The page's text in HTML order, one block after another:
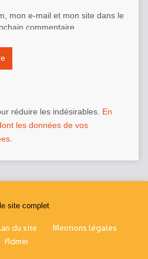
mon e-mail et mon site dans le
commentaire.
réduire les indésirables. En
les données de vos
.
site complet
du site
Mentions légales
Admin